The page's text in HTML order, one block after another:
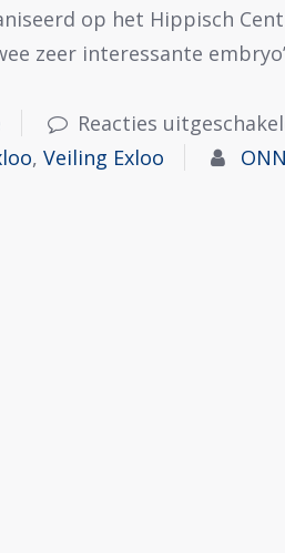
op het Hippisch
zeer interessante
Reacties
,Veiling Exloo